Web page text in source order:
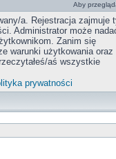
Aby
a. Rejestracja zajmuje
Administrator może
Zanim się
warunki użytkowania oraz
aś wszystkie
prywatności